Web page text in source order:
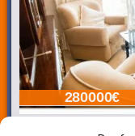
280000€